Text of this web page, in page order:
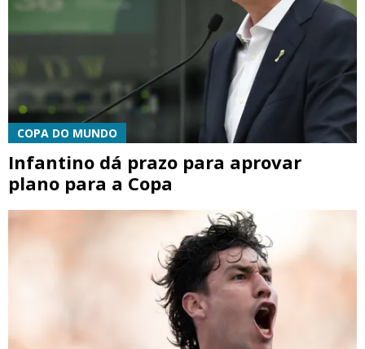
COPA DO MUNDO
Infantino dá prazo para aprovar
plano para a Copa